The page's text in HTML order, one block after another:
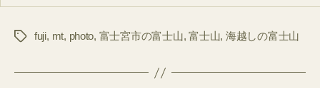
タ
fuji, mt, photo, 富士宮市の富士山,富士山, 海越しの富士山